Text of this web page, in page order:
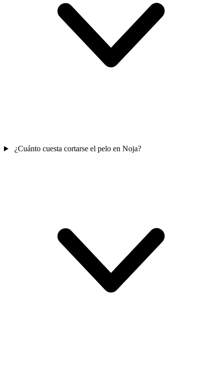
¿Cuánto cuesta cortarse el pelo en Noja?